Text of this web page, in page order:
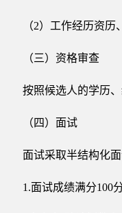
（2）工作经历资
（三）资格审查
按照候选人的学历
（四）面试
面试采取半结构化
1.面试成绩满分100